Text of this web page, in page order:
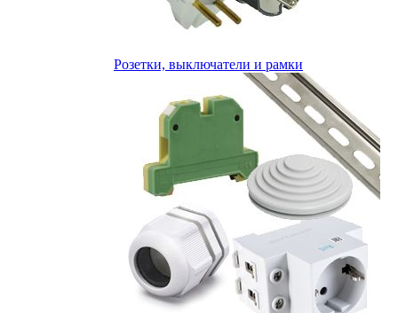
Розетки, выключатели и рамки